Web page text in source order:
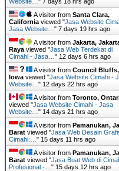
A visitor from Santa Clara,
California viewed "Jasa Website
Jasa Website… " 7 days 19 hrs ago
A visitor from Jakarta,
Raya viewed "Jasa Web Terdekat di
Cimahi - Jasa… " 12 days 6 hrs ago
A visitor from Council Bluffs,
Iowa viewed "Jasa Website Cimahi -
Website… " 12 days 22 hrs ago
A visitor from Toronto,
viewed "Jasa Website Cimahi - Jasa
Website… " 14 days 21 hrs ago
A visitor from Pamanukan,
Barat viewed "Jasa Web Desain
Cimahi:… " 15 days 11 hrs ago
A visitor from Pamanukan,
Barat viewed "Jasa Buat Web di
Profesional -… " 15 days 12 hrs ago